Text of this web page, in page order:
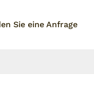
Sie eine Anfrage